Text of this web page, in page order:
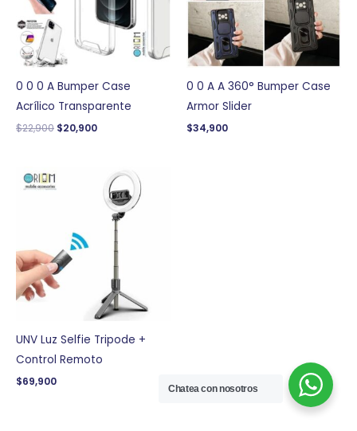
0 0 0 A Bumper Case
Acrílico Transparente
$22,900 $20,900
0 0 A A 360° Bumper Case
Armor Slider
$34,900
UNV Luz Selfie Tripode +
Control Remoto
$69,900
Chatea con nosotros